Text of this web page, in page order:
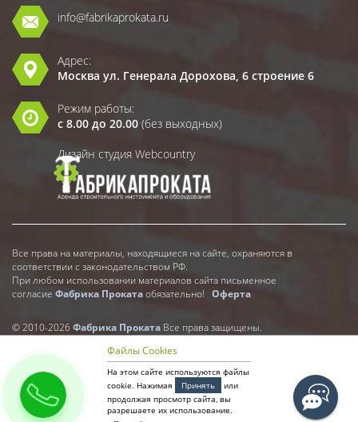
info@fabrikaprokata.ru
Адрес:
Москва ул. Генерала Дорохова, 6 строение 6
Режим работы:
с 8.00 до 20.00 (без выходных)
Дизайн студия Webcountry
Все права на материалы, находящиеся на сайте, охраняются в
соответствии с законодательством РФ.
При любом использовании материалов сайта письменное
согласие Фабрика Прокатаобязательно! Оферта
© 2010-2026Фабрика Проката Все права защищены.
Файлы Cookies
На этом сайте используются файлы
cookie. Нажимая
Принять
или
продолжая просмотр сайта, вы
разрешаете их использование.